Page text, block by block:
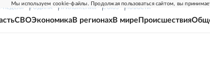
Мы используем cookie-файлы. Продолжая пользоваться сайтом, вы
НЕДЕЛЯ РОДИНА ПРИЛОЖЕНИЯ СОЮЗ НОВОСТИ
СВОЭкономикаВ регионахВ мире Происшествия